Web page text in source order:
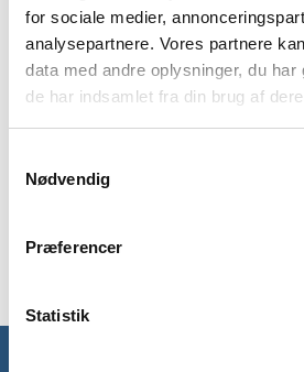
for sociale medier,
analysepartnere. Vores partnere
data med andre oplysninger, du har
de har indsamlet fra din brug af
Nødvendig
Præferencer
Statistik
BESKRIVELSE
BRAND
Hold dig varm og behagelig udenfor i
airtrap teknologien, så den låser
kold. Derudover er den super let, så du
rejse, på vandreture eller blot i